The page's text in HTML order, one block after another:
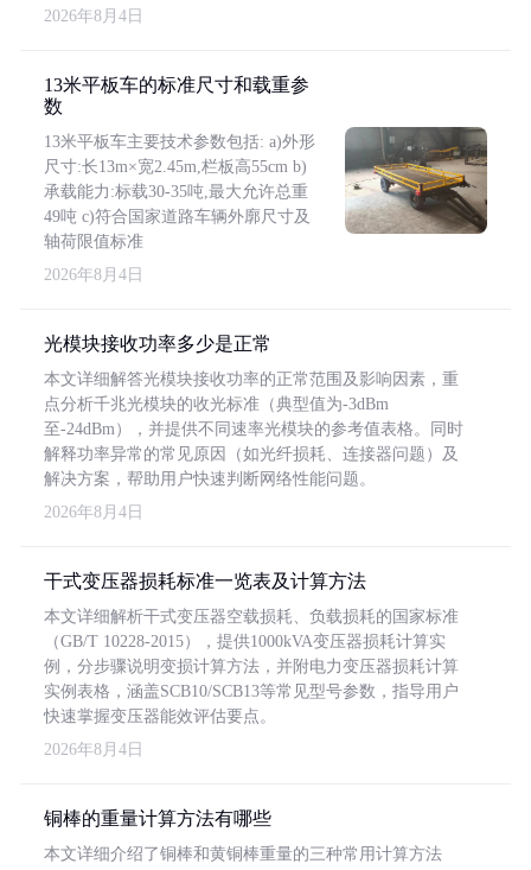
2026年8月4日
13米平板车的标准尺寸和载重参
数
13米平板车主要技术参数包括: a)外形
尺寸:长13m×宽2.45m,栏板高55cm b)
承载能力:标载30-35吨,最大允许总重
49吨 c)符合国家道路车辆外廓尺寸及
轴荷限值标准
2026年8月4日
光模块接收功率多少是正常
本文详细解答光模块接收功率的正常范围及影响因素，重
点分析千兆光模块的收光标准（典型值为-3dBm
至-24dBm），并提供不同速率光模块的参考值表格。同时
解释功率异常的常见原因（如光纤损耗、连接器问题）及
解决方案，帮助用户快速判断网络性能问题。
2026年8月4日
干式变压器损耗标准一览表及计算方法
本文详细解析干式变压器空载损耗、负载损耗的国家标准
（GB/T 10228-2015），提供1000kVA变压器损耗计算实
例，分步骤说明变损计算方法，并附电力变压器损耗计算
实例表格，涵盖SCB10/SCB13等常见型号参数，指导用户
快速掌握变压器能效评估要点。
2026年8月4日
铜棒的重量计算方法有哪些
本文详细介绍了铜棒和黄铜棒重量的三种常用计算方法